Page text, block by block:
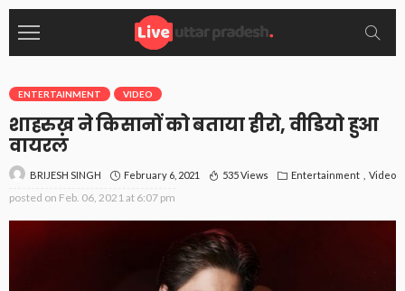
ENTERTAINMENT VIDEO
शाहरुख़ ने किसानों को बताया हीरो, वीडियो हुआ
वायरल
BRIJESH SINGH February 6, 2021 535 Views Entertainment Video
posted on Feb. 06, 2021 at 6:07 pm